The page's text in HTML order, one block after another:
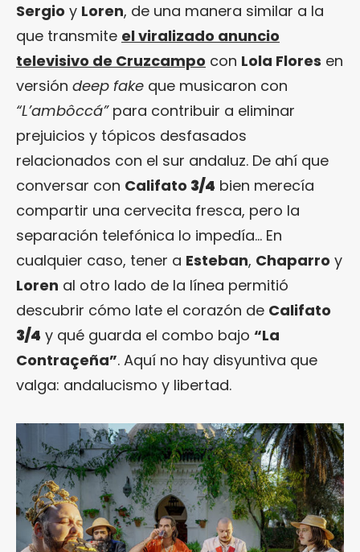
Sergio y Loren, de una manera similar a la
que transmite el viralizado anuncio
televisivo de Cruzcampo con Lola Flores en
versión deep fake que musicaron con
“L’ambôccá”para contribuir a eliminar
prejuicios y tópicos desfasados
relacionados con el sur andaluz. De ahí que
conversar con Califato 3/4 bien merecía
compartir una cervecita fresca, pero la
separación telefónica lo impedía… En
cualquier caso, tener a Esteban, Chaparro y
Loren al otro lado de la línea permitió
descubrir cómo late el corazón de Califato
3/4 y qué guarda el combo bajo “La
Contraçeña”. Aquí no hay disyuntiva que
valga: andalucismo y libertad.